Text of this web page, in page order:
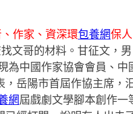
作家、資深環包養網保
文哥的材料。甘征文，
為中國作家協會會員、
岳陽市首屆作協主席
網屆戲劇文學腳本創作